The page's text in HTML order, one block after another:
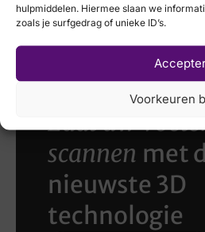
hulpmiddelen. Hiermee slaan we
zoals je surfgedrag of unieke ID’s.
Voorkeuren
€199,95€159,95
Laat uw
scannen met
nieuwste 3D
technologie